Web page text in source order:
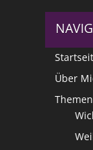
Über
Themen